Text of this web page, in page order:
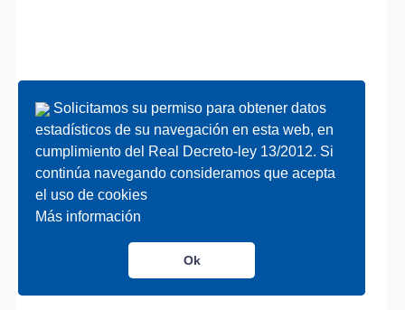
Solicitamos su permiso para obtener datos
estadísticos de su navegación en esta web, en
cumplimiento del Real Decreto-ley 13/2012. Si
continúa navegando consideramos que acepta
el uso de cookies
Más información
Ok
Solicitamos su permiso para obtener datos
estadísticos de su navegación en esta web, en
cumplimiento del Real Decreto-ley 13/2012. Si
continúa navegando consideramos que acepta
el uso de cookies
Más información
Ok